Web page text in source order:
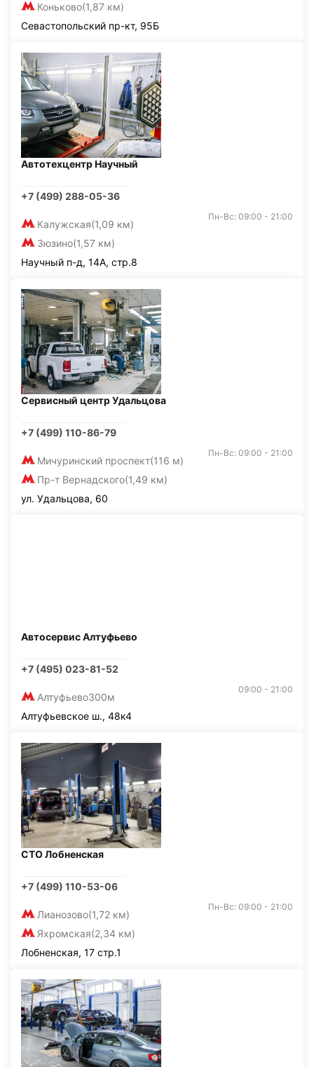
Коньково(1,87 км)
Севастопольский пр-кт, 95Б
Автотехцентр Научный
+7 (499) 288-05-36
Калужская(1,09 км)
Зюзино(1,57 км)
Пн-Вс: 09:00 - 21:00
Научный п-д, 14А, стр.8
Сервисный центр Удальцова
+7 (499) 110-86-79
Мичуринский проспект(116 м)
Пр-т Вернадского(1,49 км)
Пн-Вс: 09:00 - 21:00
ул. Удальцова, 60
Автосервис Алтуфьево
+7 (495) 023-81-52
Алтуфьево300м
09:00 - 21:00
Алтуфьевское ш., 48к4
СТО Лобненская
+7 (499) 110-53-06
Лианозово(1,72 км)
Яхромская(2,34 км)
Пн-Вс: 09:00 - 21:00
Лобненская, 17 стр.1